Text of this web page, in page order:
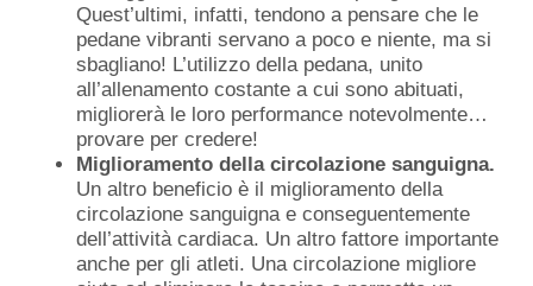
Quest’ultimi, infatti, tendono a pensare che le
pedane vibranti servano a poco e niente, ma si
sbagliano! L’utilizzo della pedana, unito
all’allenamento costante a cui sono abituati,
migliorerà le loro performance notevolmente…
provare per credere!
Miglioramento della circolazione sanguigna.
Un altro beneficio è il miglioramento della
circolazione sanguigna e conseguentemente
dell’attività cardiaca. Un altro fattore importante
anche per gli atleti. Una circolazione migliore